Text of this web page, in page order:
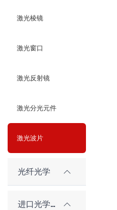
激光棱镜
激光窗口
激光反射镜
激光分光元件
激光波片
光纤光学
进口光学元件